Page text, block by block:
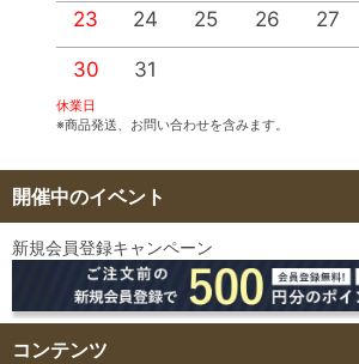
23
24 25 26 27
30 31
休業日
※商品発送、お問い合わせを含みます。
開催中のイベント
新規会員登録キャンペーン
コンテンツ